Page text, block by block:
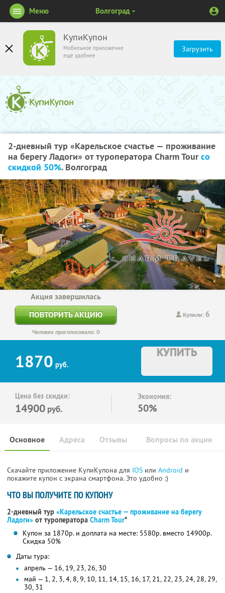
КупиКупон
Мобильное приложение
ещё удобнее
Загрузить
Меню Волгоград
2-дневный тур «Карельское счастье — проживание
на берегу Ладоги» от туроператора Charm Tourсо
скидкой 50%. Волгоград
Купили: 6
Акция завершилась
ПОВТОРИТЬ АКЦИЮ
Человек проголосовало: 0
1870 руб.
КУПИТЬ
Цена без скидки:
14900 руб.
Экономия:
50%
Основное Отзывы Вопросы по акции
Адреса
Скачайте приложение КупиКупона для IOS или Android и
покажите купон с экрана смартфона. Это удобно :)
ЧТО ВЫ ПОЛУЧИТЕ ПО КУПОНУ
2-дневный тур «Карельское счастье — проживание на берегу
Ладоги» от туроператора Charm Tour*
Купон за 1870р. и доплата на месте: 5580р. вместо 14900р.
Скидка 50%
Даты тура:
апрель — 16, 19, 23, 26, 30
май — 1, 2, 3, 4, 8, 9, 10, 11, 14, 15, 16, 17, 21, 22, 23, 24, 28, 29,
30, 31